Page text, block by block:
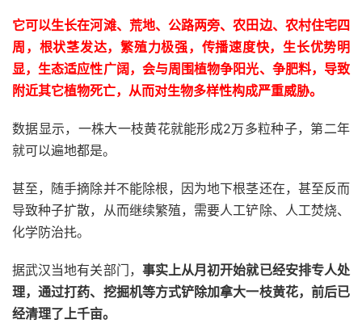
它可以生长在河滩、荒地、公路两旁、农田边、农村住宅四
周，根状茎发达，繁殖力极强，传播速度快，生长优势明
显，生态适应性广阔，会与周围植物争阳光、争肥料，导致
附近其它植物死亡，从而对生物多样性构成严重威胁。
数据显示，一株大一枝黄花就能形成2万多粒种子，第二年
就可以遍地都是。
甚至，随手摘除并不能除根，因为地下根茎还在，甚至反而
导致种子扩散，从而继续繁殖，需要人工铲除、人工焚烧、
化学防治扥。
据武汉当地有关部门， 事实上从月初开始就已经安排专人处
理，通过打药、挖掘机等方式铲除加拿大一枝黄花，前后已
经清理了上千亩。